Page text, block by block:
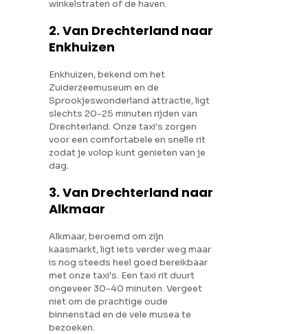
winkelstraten of de haven.
2. Van Drechterland naar
Enkhuizen
Enkhuizen, bekend om het
Zuiderzeemuseum en de
Sprookjeswonderland attractie, ligt
slechts 20-25 minuten rijden van
Drechterland. Onze taxi's zorgen
voor een comfortabele en snelle rit
zodat je volop kunt genieten van je
dag.
3. Van Drechterland naar
Alkmaar
Alkmaar, beroemd om zijn
kaasmarkt, ligt iets verder weg maar
is nog steeds heel goed bereikbaar
met onze taxi's. Een taxi rit duurt
ongeveer 30-40 minuten. Vergeet
niet om de prachtige oude
binnenstad en de vele musea te
bezoeken.